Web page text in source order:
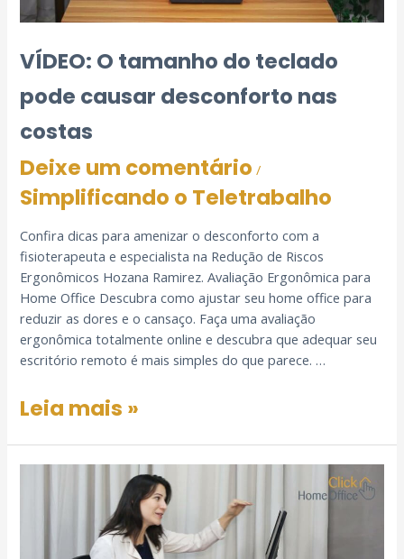
VÍDEO: O tamanho do teclado
pode causar desconforto nas
costas
Deixe um comentário /
Simplificando o Teletrabalho
Confira dicas para amenizar o desconforto com a
fisioterapeuta e especialista na Redução de Riscos
Ergonômicos Hozana Ramirez. Avaliação Ergonômica para
Home Office Descubra como ajustar seu home office para
reduzir as dores e o cansaço. Faça uma avaliação
ergonômica totalmente online e descubra que adequar seu
escritório remoto é mais simples do que parece. …
Leia mais »